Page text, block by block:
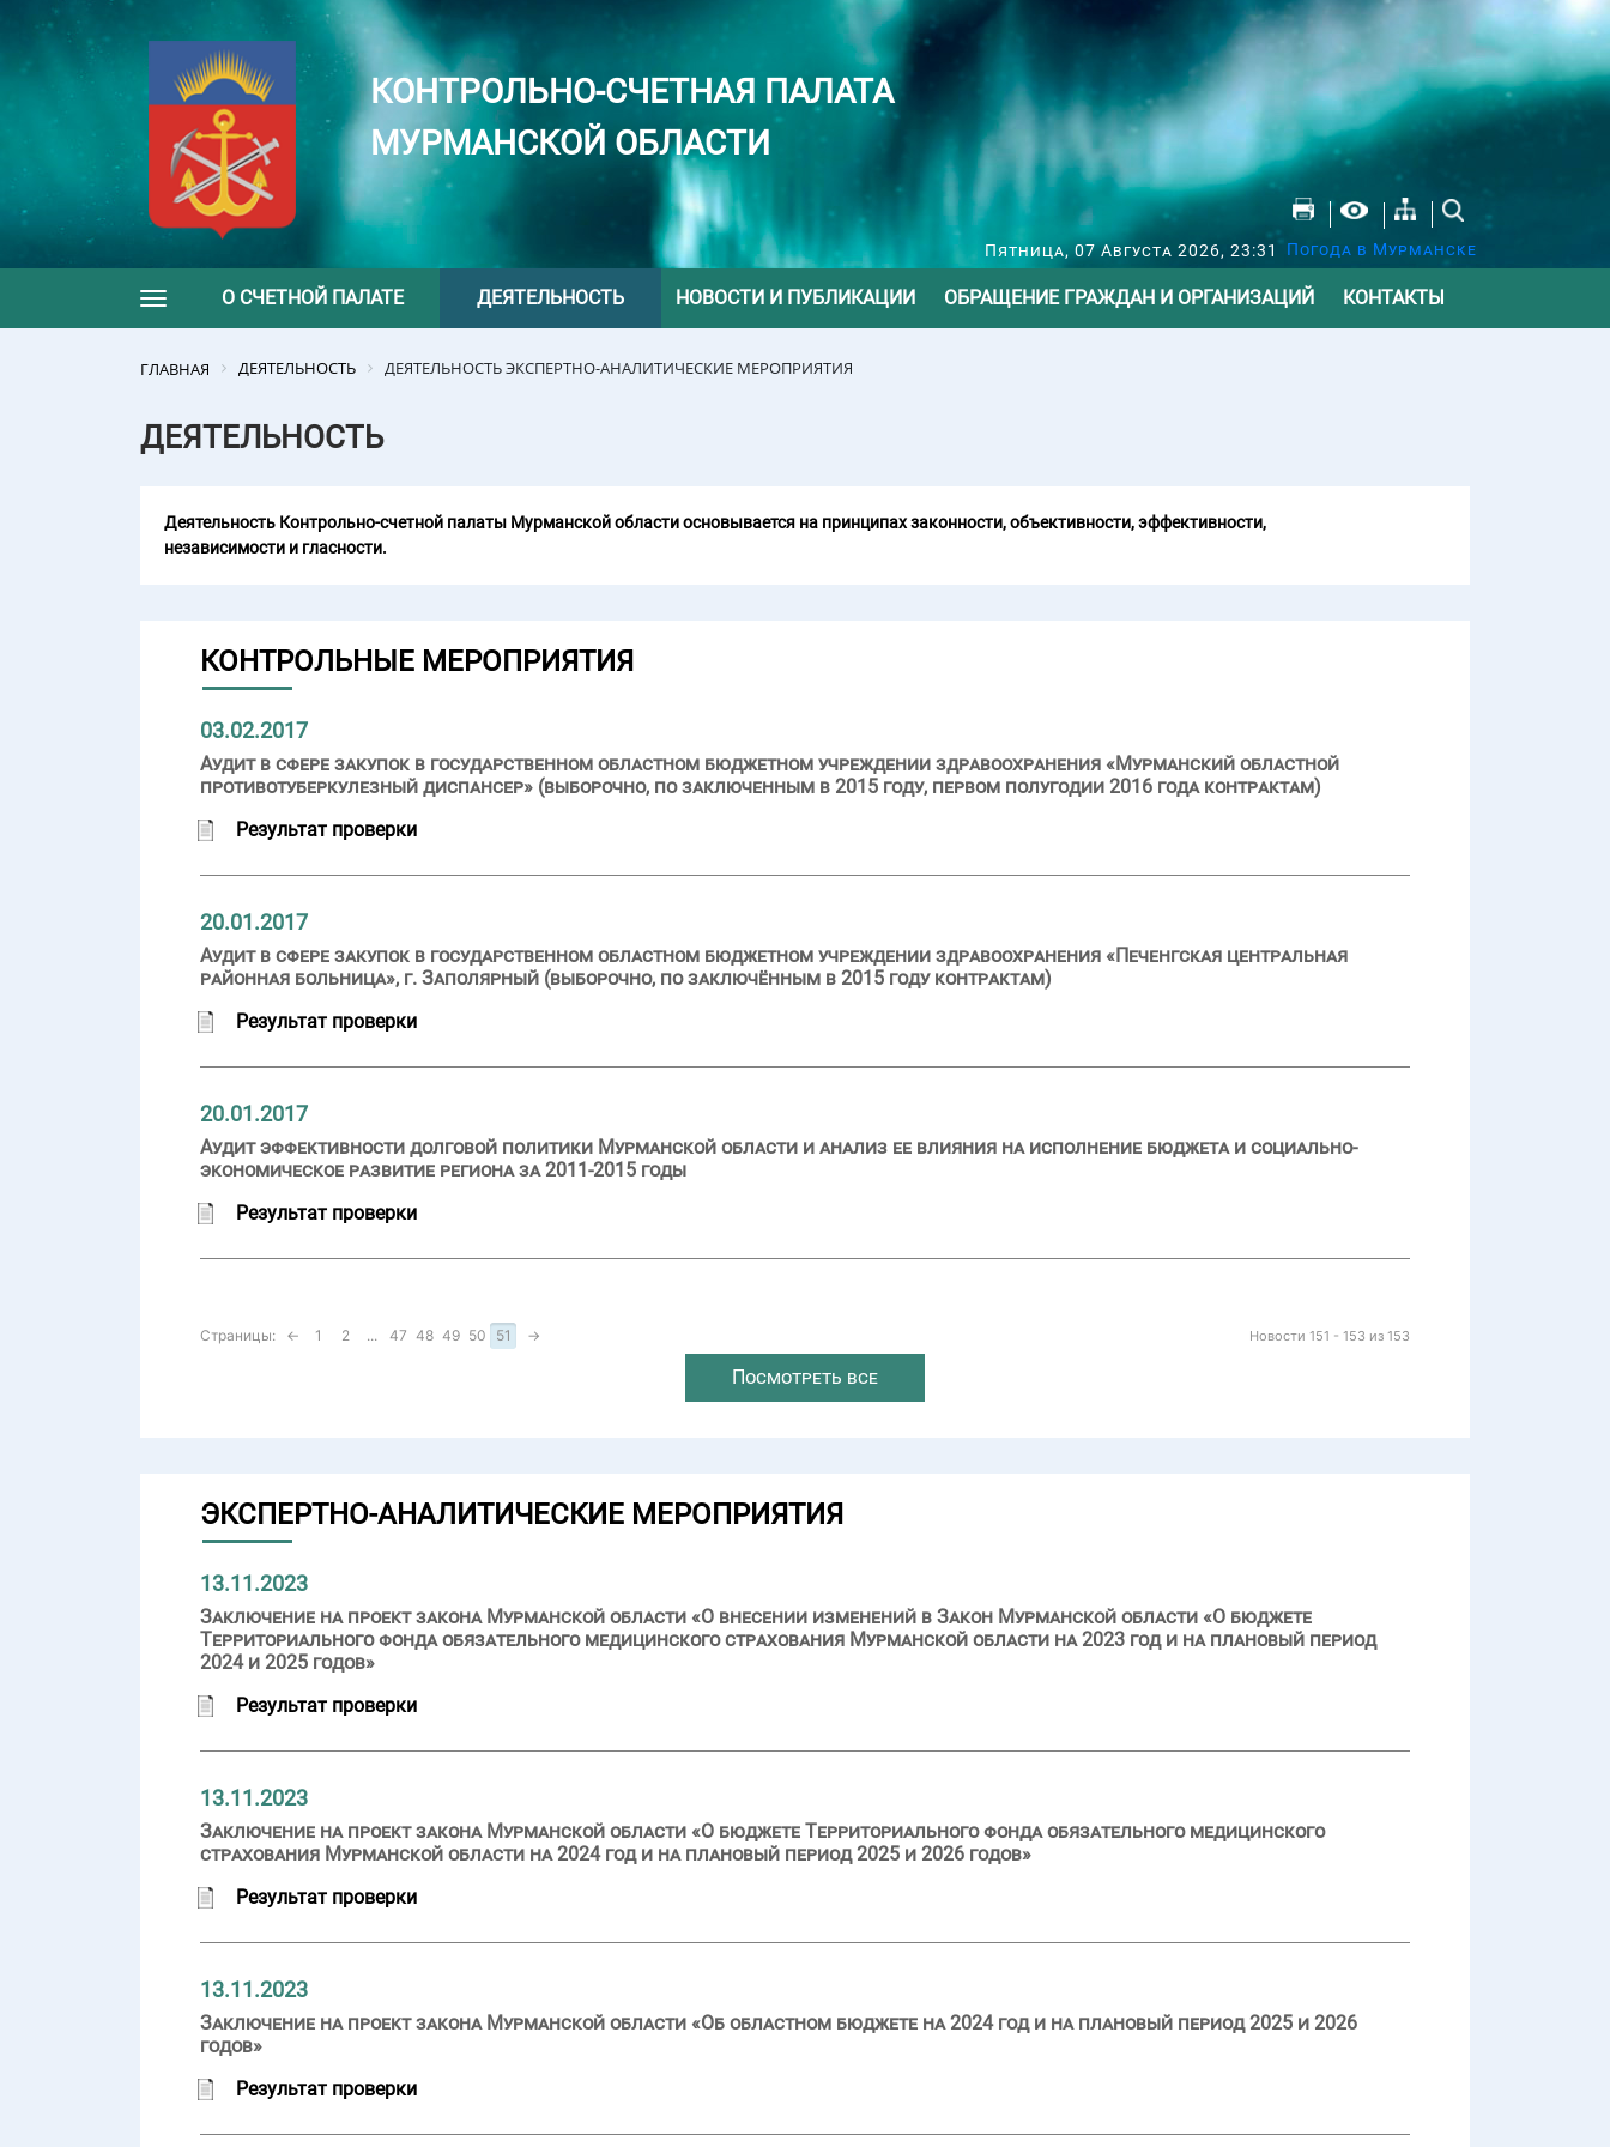
КОНТРОЛЬНО-СЧЕТНАЯ ПАЛАТА
МУРМАНСКОЙ ОБЛАСТИ
Пятница, 07 Августа 2026, 23:31 Погода в Мурманске
Toggle navigation
О СЧЕТНОЙ ПАЛАТЕ ДЕЯТЕЛЬНОСТЬ НОВОСТИ И ПУБЛИКАЦИИ ОБРАЩЕНИЕ ГРАЖДАН И ОРГАНИЗАЦИЙ КОНТАКТЫ
ГЛАВНАЯ ДЕЯТЕЛЬНОСТЬ ДЕЯТЕЛЬНОСТЬ ЭКСПЕРТНО-АНАЛИТИЧЕСКИЕ МЕРОПРИЯТИЯ
ДЕЯТЕЛЬНОСТЬ
Деятельность Контрольно-счетной палаты Мурманской области основывается на принципах законности, объективности, эффективности,
независимости и гласности.
КОНТРОЛЬНЫЕ МЕРОПРИЯТИЯ
03.02.2017
Аудит в сфере закупок в государственном областном бюджетном учреждении здравоохранения «Мурманский областной
противотуберкулезный диспансер» (выборочно, по заключенным в 2015 году, первом полугодии 2016 года контрактам)
Результат проверки
20.01.2017
Аудит в сфере закупок в государственном областном бюджетном учреждении здравоохранения «Печенгская центральная
районная больница», г. Заполярный (выборочно, по заключённым в 2015 году контрактам)
Результат проверки
20.01.2017
Аудит эффективности долговой политики Мурманской области и анализ ее влияния на исполнение бюджета и социально-
экономическое развитие региона за 2011-2015 годы
Результат проверки
Новости 151 - 153 из 153
Страницы: ← 1 2 ... 47 48 49 50 51 →
Посмотреть все
ЭКСПЕРТНО-АНАЛИТИЧЕСКИЕ МЕРОПРИЯТИЯ
13.11.2023
Заключение на проект закона Мурманской области «О внесении изменений в Закон Мурманской области «О бюджете
Территориального фонда обязательного медицинского страхования Мурманской области на 2023 год и на плановый период
2024 и 2025 годов»
Результат проверки
13.11.2023
Заключение на проект закона Мурманской области «О бюджете Территориального фонда обязательного медицинского
страхования Мурманской области на 2024 год и на плановый период 2025 и 2026 годов»
Результат проверки
13.11.2023
Заключение на проект закона Мурманской области «Об областном бюджете на 2024 год и на плановый период 2025 и 2026
годов»
Результат проверки